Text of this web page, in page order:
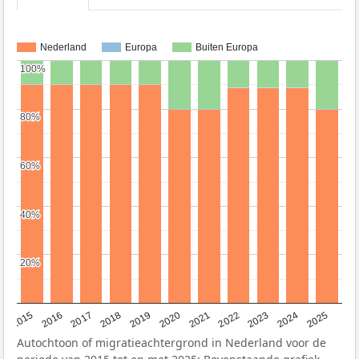
Nederland Europa Buiten Europa
2015 2016 2017 2018 2019 2020 2021 2022 2023 2024 2025
20%
20%
40%
40%
60%
60%
80%
80%
100%
100%
Autochtoon of migratieachtergrond in Nederland voor de